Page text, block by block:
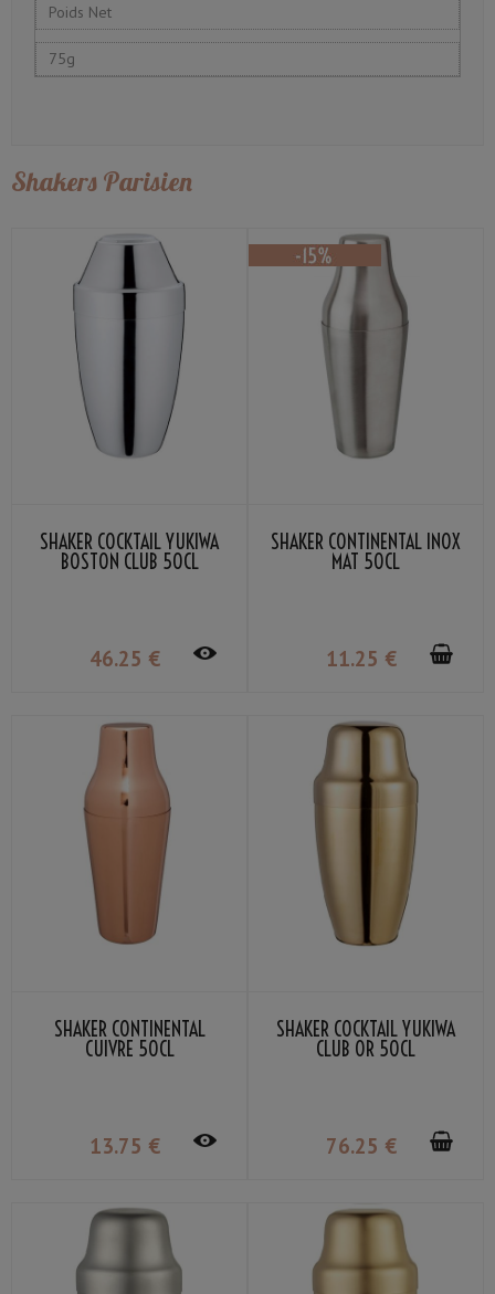
Poids Net
75g
Shakers Parisien
SHAKER COCKTAIL YUKIWA
BOSTON CLUB 50CL
46.25 €
SHAKER CONTINENTAL INOX
MAT 50CL
11.25 €
SHAKER CONTINENTAL
CUIVRE 50CL
13.75 €
SHAKER COCKTAIL YUKIWA
CLUB OR 50CL
76.25 €